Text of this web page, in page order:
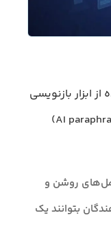
ابزار بازنویسی
مبتنی بر هوش مصنوعی (AI paraphrasing tools)
روشن و
بتوانند یک